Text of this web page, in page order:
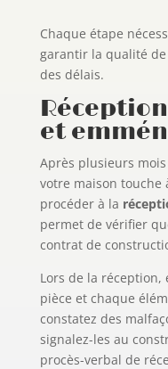
Chaque étape
garantir la qualité
des délais.
et
Après plusieurs
votre maison touche
procéder à la
permet de vérifier
contrat de
Lors de la
pièce et chaque
constatez des
signalez-les au
procès-verbal de